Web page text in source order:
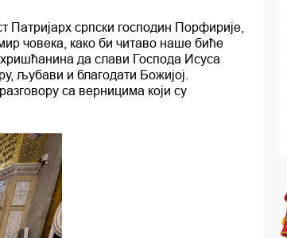
Патријарх српски господин Порфирије,
човека, како би читаво наше биће
хришћанина да слави Господа Исуса
љубави и благодати Божијој.
са верницима који су